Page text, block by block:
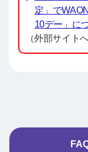
定」で
10デー」に
（外部サイト